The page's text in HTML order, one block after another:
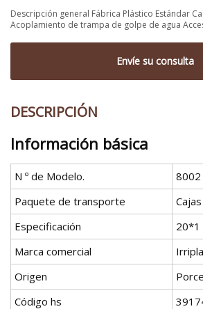
Descripción general Fábrica Plástico Estándar
Acoplamiento de trampa de golpe de agua
Envíe su consulta
DESCRIPCIÓN
Información básica
N º de Modelo.
8002
Paquete de transporte
Especificación
Marca comercial
Origen
Código hs